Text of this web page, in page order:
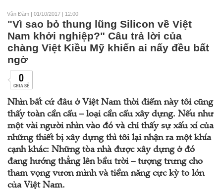
Vân Đàm | 01/10/2017 | 12:00
"Vì sao bỏ thung lũng Silicon về Việt
Nam khởi nghiệp?" Câu trả lời của
chàng Việt Kiều Mỹ khiến ai nấy đều bất
ngờ
0
CHIA SẺ
Nhìn bất cứ đâu ở Việt Nam thời điểm này tôi cũng
thấy toàn cần cẩu – loại cần cẩu xây dựng. Nếu như
một vài người nhìn vào đó và chỉ thấy sự xấu xí của
những thiết bị xây dựng thì tôi lại nhận ra một khía
cạnh khác: Những tòa nhà được xây dựng ở đó
đang hướng thẳng lên bầu trời – tượng trưng cho
tham vọng vươn mình và tiềm năng cực kỳ to lớn
của Việt Nam.